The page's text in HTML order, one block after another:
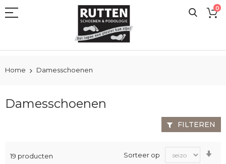
naar
0
Home Damesschoenen
Damesschoenen
19 producten Sorteer op
FILTEREN